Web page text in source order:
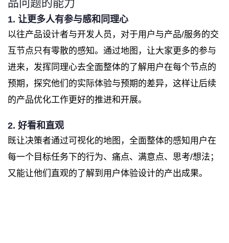
品问题的能力
1. 让更多人有参与感和同理心
以往产品设计者与开发人员，对于用户与产品/服务的交
互节点只有零散的感知。通过地图，让大家更多的参与
进来，发挥同理心去全面整体的了解用户在每个节点的
预期，探究他们的实际体验与预期的差异，这样让后续
的产品优化工作更好的推进和开展。
2. 好看和直观
既让决策者通过可视化的地图，全面整体的感知用户在
每一个目标任务下的行为、痛点、满意点、思考/想法；
又能让他们直观的了解到用户体验设计的产出成果。